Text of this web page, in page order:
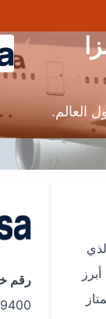
العالم.
رقم